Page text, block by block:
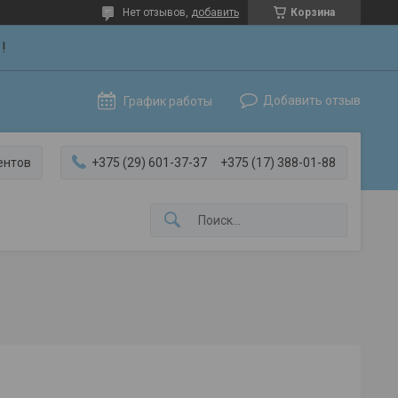
Корзина
Нет отзывов, добавить
График работы Добавить отзыв
+375 (29) 601-37-37 +375 (17) 388-01-88